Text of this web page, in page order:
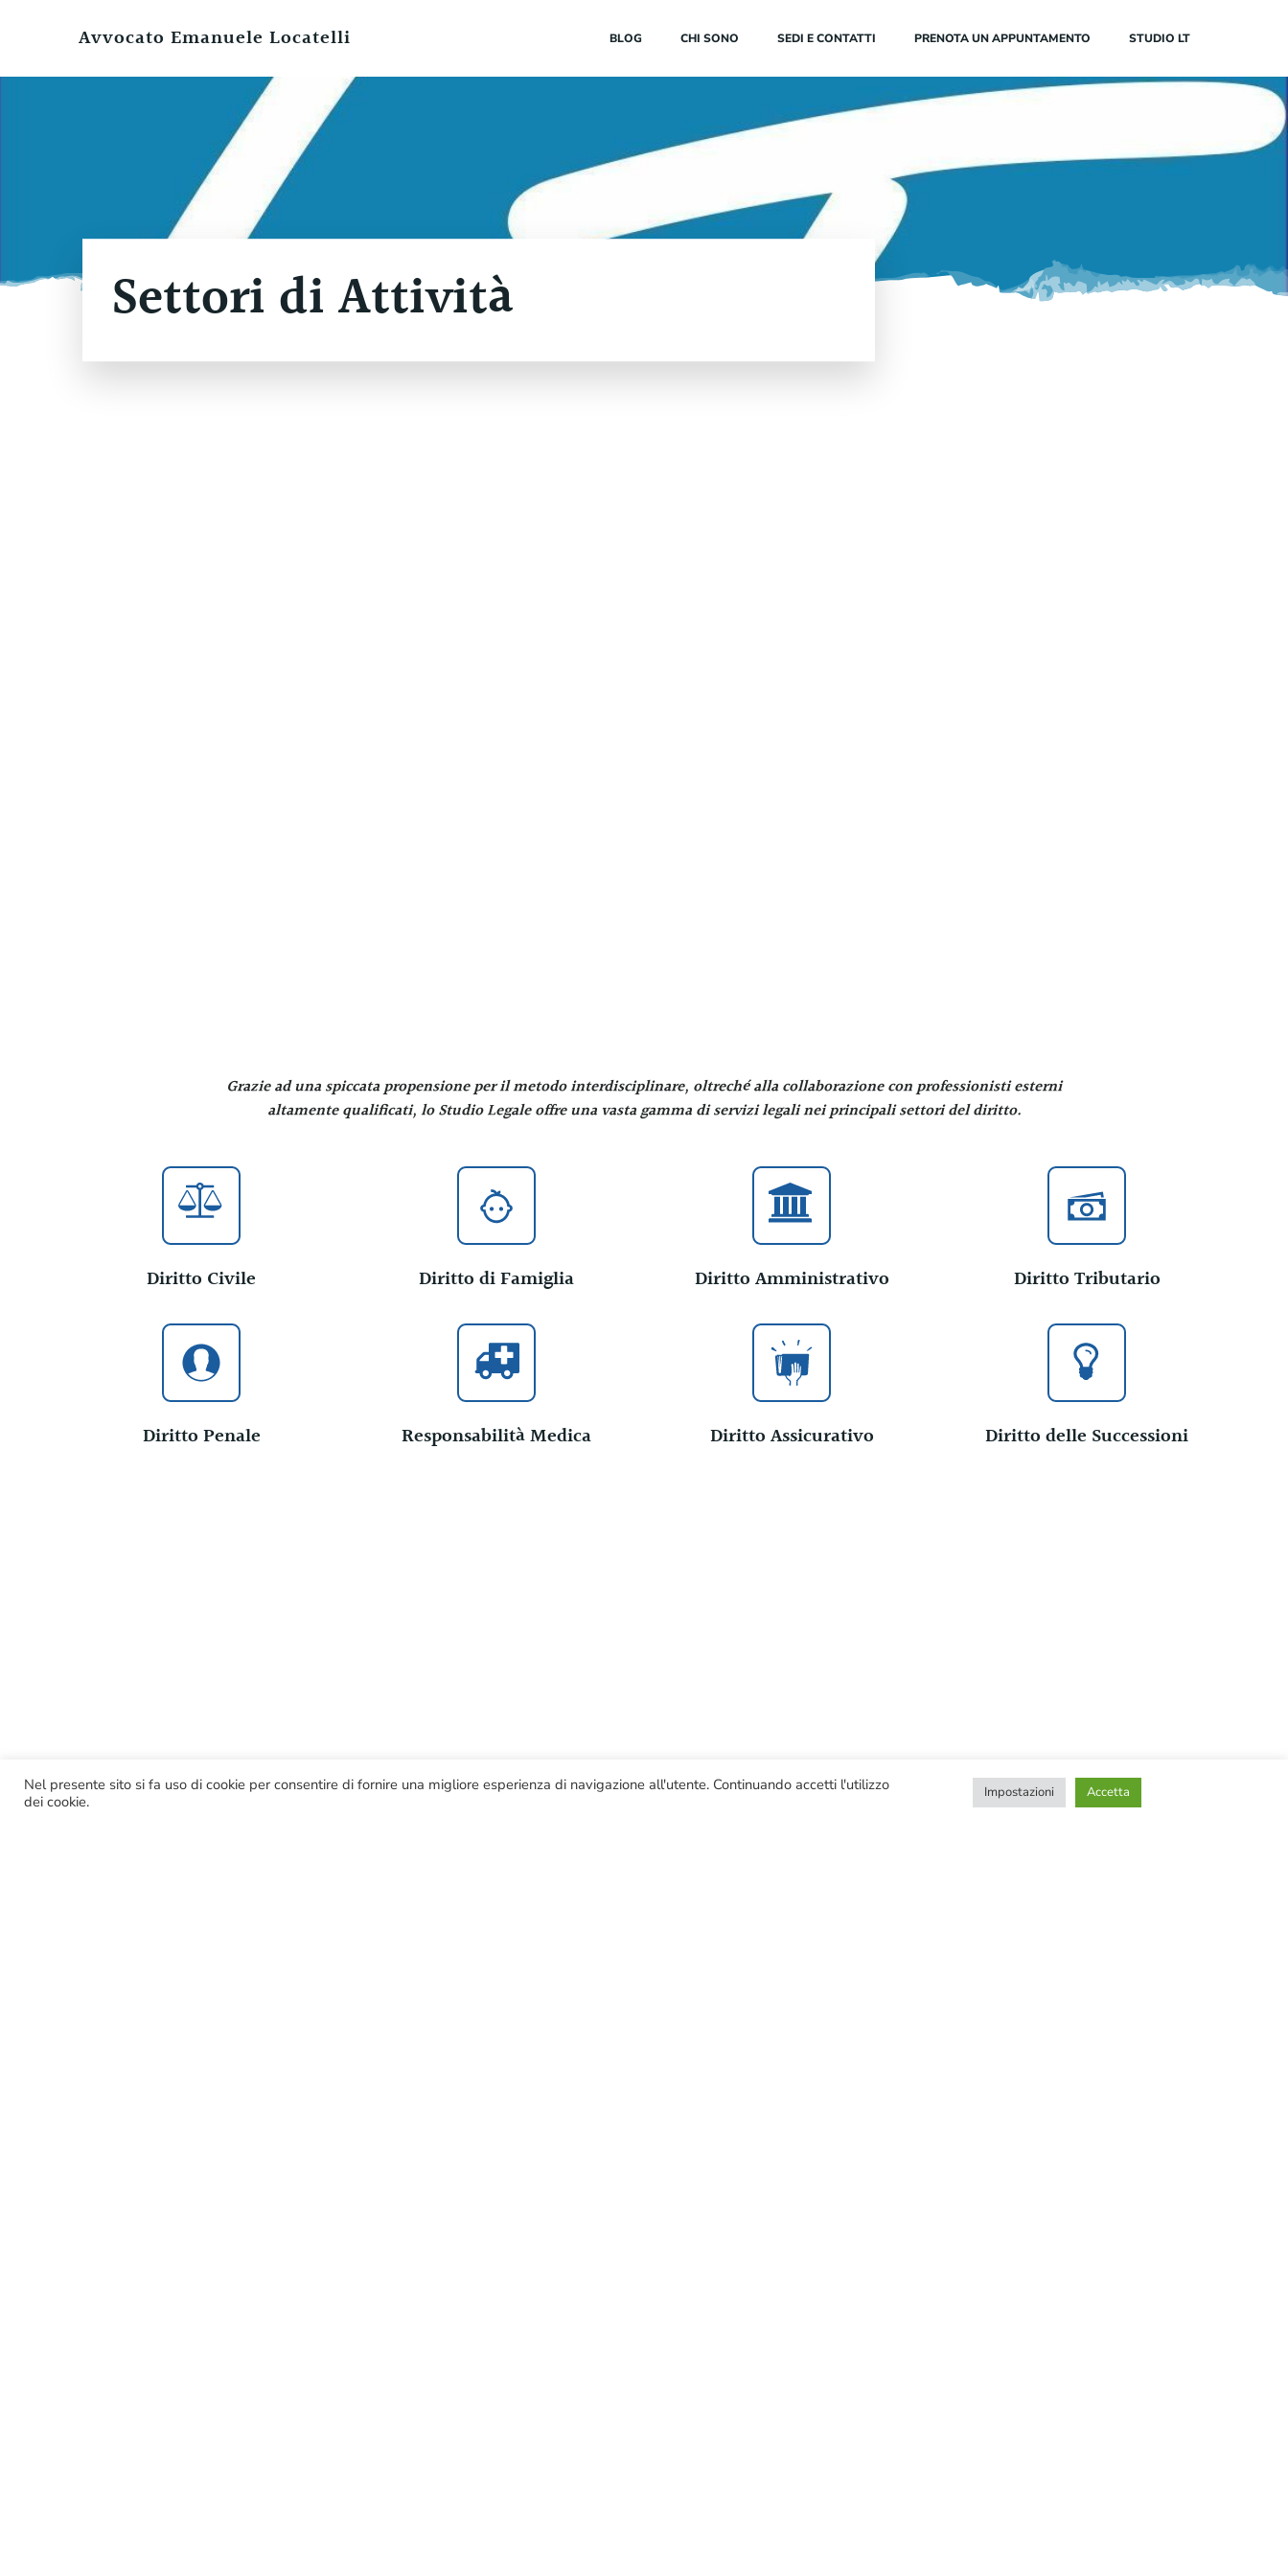
Avvocato Emanuele Locatelli BLOG CHI SONO SEDI E CONTATTI PRENOTA UN APPUNTAMENTO STUDIO LT
Settori di Attività
Grazie ad una spiccata propensione per il metodo interdisciplinare, oltreché alla collaborazione con professionisti esterni
altamente qualificati, lo Studio Legale offre una vasta gamma di servizi legali nei principali settori del diritto.
Diritto Civile Diritto di Famiglia Diritto Amministrativo Diritto Tributario
Diritto Penale Responsabilità Medica Diritto Assicurativo Diritto delle Successioni
Nel presente sito si fa uso di cookie per consentire di fornire una migliore esperienza di navigazione all'utente. Continuando accetti l'utilizzo
dei cookie.
Impostazioni Accetta